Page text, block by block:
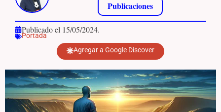
Publicaciones
Publicado el 15/05/2024.
Portada
Agregar a Google Discover